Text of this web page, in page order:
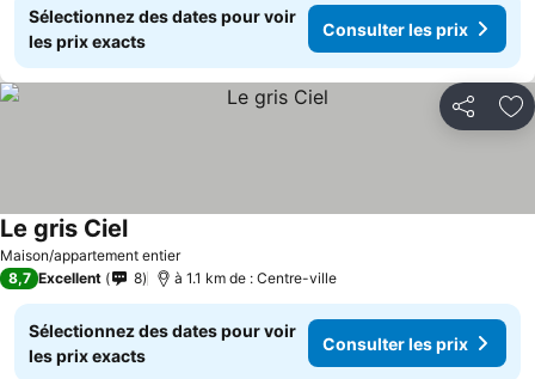
Sélectionnez des dates pour voir
les prix exacts
Consulter les prix
Partager
Maison/appartement entier
Le gris CielConsulter les prix
8,7 Excellent 8 à 1.1 km de : Centre-ville
Sélectionnez des dates pour voir
les prix exacts
Consulter les prix